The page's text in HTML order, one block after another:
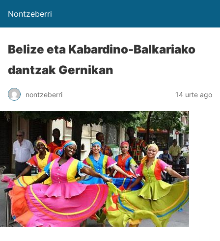
Nontzeberri
Belize eta Kabardino-Balkariako
dantzak Gernikan
nontzeberri 14 urte ago